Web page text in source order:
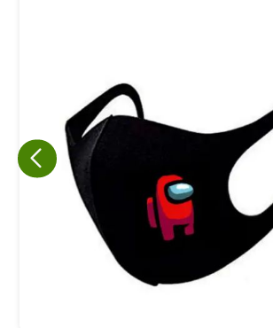
A nossa empresa está comprometida a
sua privacidade, utilizaremos seus dados
de marketing. Você pode alterar suas
qualquer momento.
Iniciar conversa